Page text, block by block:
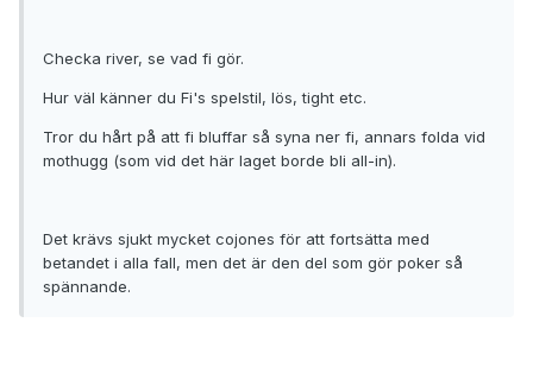
Checka river, se vad fi gör.
Hur väl känner du Fi's spelstil, lös, tight etc.
Tror du hårt på att fi bluffar så syna ner fi, annars folda vid
mothugg (som vid det här laget borde bli all-in).
Det krävs sjukt mycket cojones för att fortsätta med
betandet i alla fall, men det är den del som gör poker så
spännande.